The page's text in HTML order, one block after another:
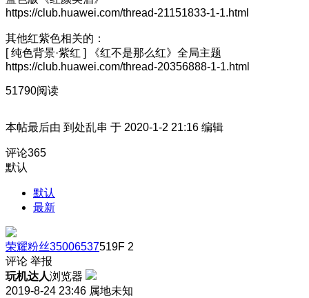
https://club.huawei.com/thread-21151833-1-1.html
其他红紫色相关的：
[ 纯色背景·紫红 ] 《红不是那么红》全局主题
https://club.huawei.com/thread-20356888-1-1.html
51790阅读
本帖最后由 到处乱串 于 2020-1-2 21:16 编辑
评论365
默认
默认
最新
荣耀粉丝35006537519F 2
评论 举报
玩机达人浏览器
2019-8-24 23:46 属地未知